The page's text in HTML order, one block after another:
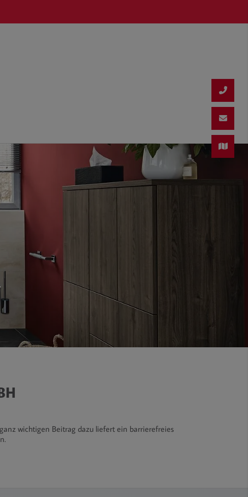
wichtigen Beitrag dazu liefert ein barrierefreies